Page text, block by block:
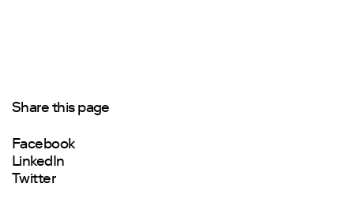
Share this page
Facebook
LinkedIn
Twitter